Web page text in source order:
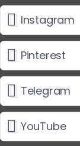
Instagram
Pinterest
Telegram
YouTube